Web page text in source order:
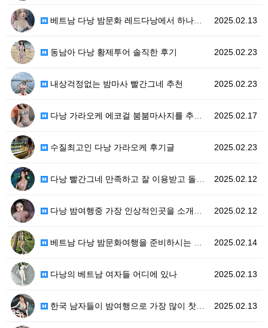
2025.02.13
베트남 다낭 밤문화 레드다낭에서 하나부터 열까지 책임져…
2025.02.23
동남아 다낭 황제투어 솔직한 후기
2025.02.23
내상걱정없는 밤마사 빨간그네 추천
2025.02.17
다낭 가라오케 에코걸 붐붐마사지를 추천하는이유
2025.02.23
수질최고인 다낭 가라오케 후기글
2025.02.12
다낭 빨간그네 만족하고 잘 이용받고 돌아갑니다
2025.02.12
다낭 밤여행중 가장 인상적인곳을 소개해드리겟습니다
2025.02.14
베트남 다낭 밤문화여행을 준비하시는 분들에게
2025.02.13
다낭의 베트남 여자들 어디에 있나
2025.02.13
한국 남자들이 밤여행으로 가장 많이 찻는 베트남지역!